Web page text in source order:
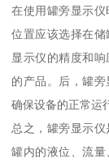
在使用罐旁显示
位置应该选择在
显示仪的精度和
的产品。后，罐旁
确保设备的正常运
总之，罐旁显示
罐内的液位、流